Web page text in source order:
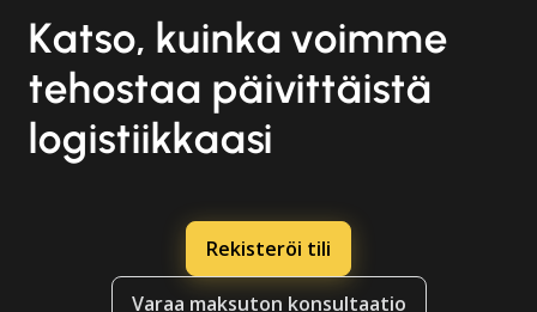
Katso, kuinka voimme
tehostaa päivittäistä
logistiikkaasi
Rekisteröi tili
Varaa maksuton konsultaatio